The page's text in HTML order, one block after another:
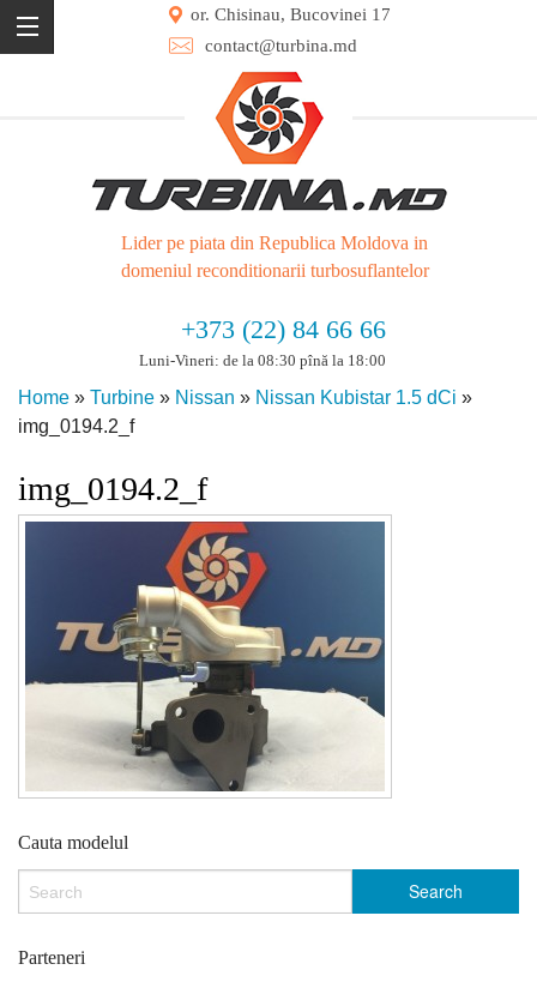
or. Chisinau, Bucovinei 17
contact@turbina.md
Lider pe piata din Republica Moldova in
domeniul reconditionarii turbosuflantelor
+373 (22) 84 66 66
Luni-Vineri: de la 08:30 pînă la 18:00
Home » Turbine » Nissan » Nissan Kubistar 1.5 dCi »
img_0194.2_f
img_0194.2_f
Cauta modelul
Parteneri